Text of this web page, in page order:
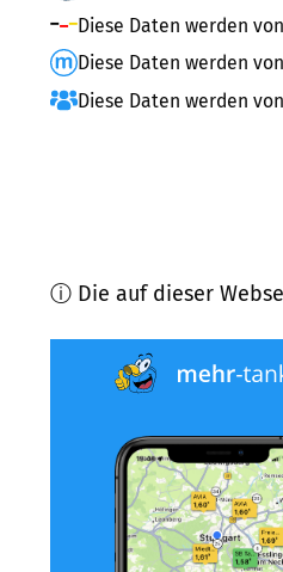
Diese Daten werden
Diese Daten werden
Diese Daten werden
ⓘ Die auf dieser